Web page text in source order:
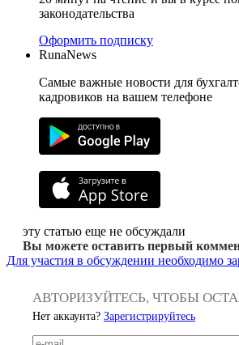
законодательства
Оформить подписку
RunaNews
Самые важные новости для
кадровиков на вашем телефоне
эту статью еще не обсуждали
Вы можете оставить первый
Для участия в обсуждении необходимо
АВТОРИЗУЙТЕСЬ, ЧТОБЫ
Нет аккаунта? Зарегистрируйтесь